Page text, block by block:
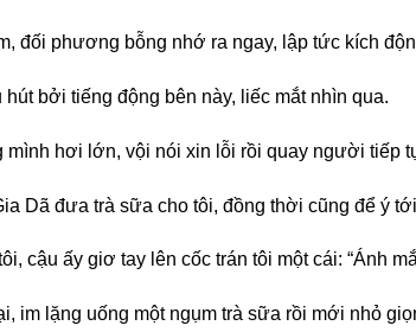
đối phương bỗng nhớ ra ngay, lập tức kích
bởi tiếng động bên này, liếc mắt nhìn qua.
mình hơi lớn, vội nói xin lỗi rồi quay người tiếp
Dã đưa trà sữa cho tôi, đồng thời cũng để ý
cậu ấy giơ tay lên cốc trán tôi một cái: “Ánh
im lặng uống một ngụm trà sữa rồi mới nhỏ